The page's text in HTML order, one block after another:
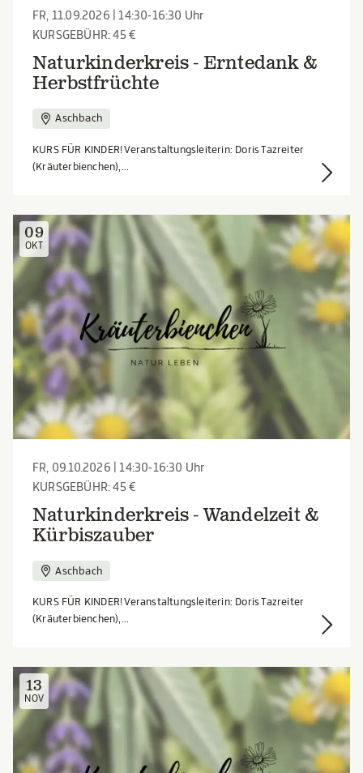
FR, 11.09.2026 | 14:30-16:30 Uhr
KURSGEBÜHR: 45 €
Naturkinderkreis - Erntedank &
Herbstfrüchte
Aschbach
KURS FÜR KINDER! Veranstaltungsleiterin: Doris Tazreiter
(Kräuterbienchen),...
09
OKT
FR, 09.10.2026 | 14:30-16:30 Uhr
KURSGEBÜHR: 45 €
Naturkinderkreis - Wandelzeit &
Kürbiszauber
Aschbach
KURS FÜR KINDER! Veranstaltungsleiterin: Doris Tazreiter
(Kräuterbienchen),...
13
NOV